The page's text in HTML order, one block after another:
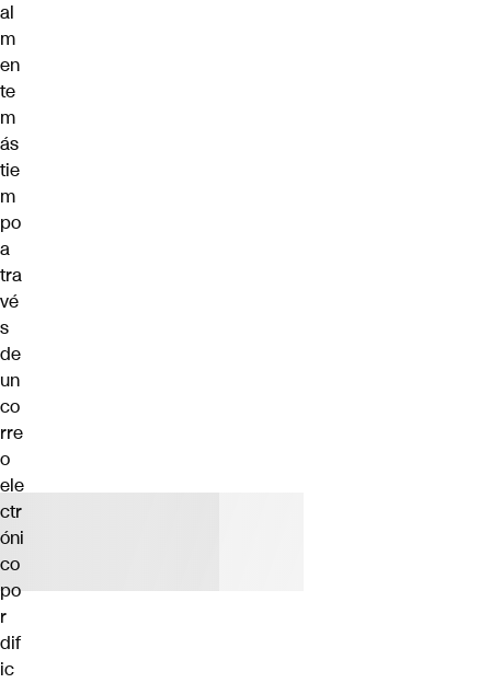
al
m
en
te
m
ás
tie
m
po
a
tra
vé
s
de
un
co
rre
o
ele
ctr
óni
co
po
r
dif
ic